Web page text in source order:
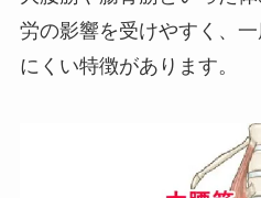
労の影響を受けやすく、
にくい特徴があります。